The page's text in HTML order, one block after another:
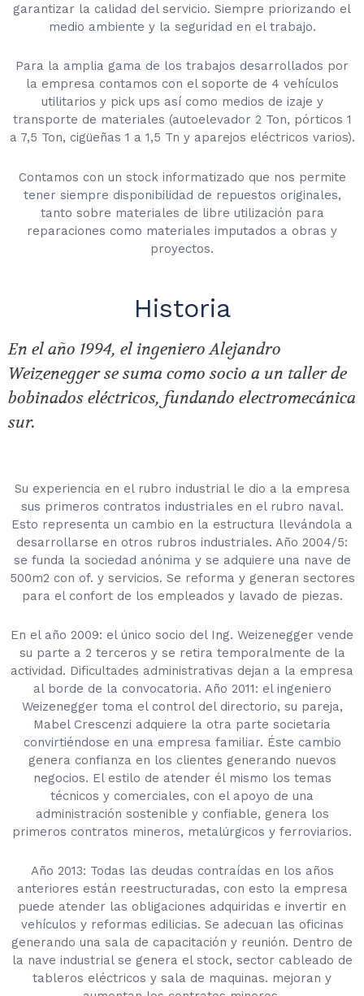
garantizar la calidad del servicio. Siempre priorizando el
medio ambiente y la seguridad en el trabajo.
Para la amplia gama de los trabajos desarrollados por
la empresa contamos con el soporte de 4 vehículos
utilitarios y pick ups así como medios de izaje y
transporte de materiales (autoelevador 2 Ton, pórticos 1
a 7,5 Ton, cigüeñas 1 a 1,5 Tn y aparejos eléctricos varios).
Contamos con un stock informatizado que nos permite
tener siempre disponibilidad de repuestos originales,
tanto sobre materiales de libre utilización para
reparaciones como materiales imputados a obras y
proyectos.
Historia
En el año 1994, el ingeniero Alejandro
Weizenegger se suma como socio a un taller de
bobinados eléctricos, fundando electromecánica
sur.
Su experiencia en el rubro industrial le dio a la empresa
sus primeros contratos industriales en el rubro naval.
Esto representa un cambio en la estructura llevándola a
desarrollarse en otros rubros industriales. Año 2004/5:
se funda la sociedad anónima y se adquiere una nave de
500m2 con of. y servicios. Se reforma y generan sectores
para el confort de los empleados y lavado de piezas.
En el año 2009: el único socio del Ing. Weizenegger vende
su parte a 2 terceros y se retira temporalmente de la
actividad. Dificultades administrativas dejan a la empresa
al borde de la convocatoria. Año 2011: el ingeniero
Weizenegger toma el control del directorio, su pareja,
Mabel Crescenzi adquiere la otra parte societaria
convirtiéndose en una empresa familiar. Éste cambio
genera confianza en los clientes generando nuevos
negocios. El estilo de atender él mismo los temas
técnicos y comerciales, con el apoyo de una
administración sostenible y confiable, genera los
primeros contratos mineros, metalúrgicos y ferroviarios.
Año 2013: Todas las deudas contraídas en los años
anteriores están reestructuradas, con esto la empresa
puede atender las obligaciones adquiridas e invertir en
vehículos y reformas edilicias. Se adecuan las oficinas
generando una sala de capacitación y reunión. Dentro de
la nave industrial se genera el stock, sector cableado de
tableros eléctricos y sala de maquinas. mejoran y